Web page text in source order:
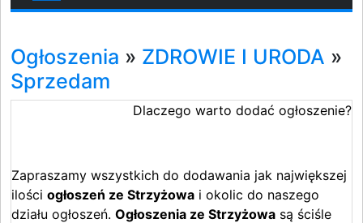
Ogłoszenia » ZDROWIE I URODA »
Sprzedam
Dlaczego warto dodać ogłoszenie?
Zapraszamy wszystkich do dodawania jak największej
ilości ogłoszeń ze Strzyżowa i okolic do naszego
działu ogłoszeń. Ogłoszenia ze Strzyżowa są ściśle